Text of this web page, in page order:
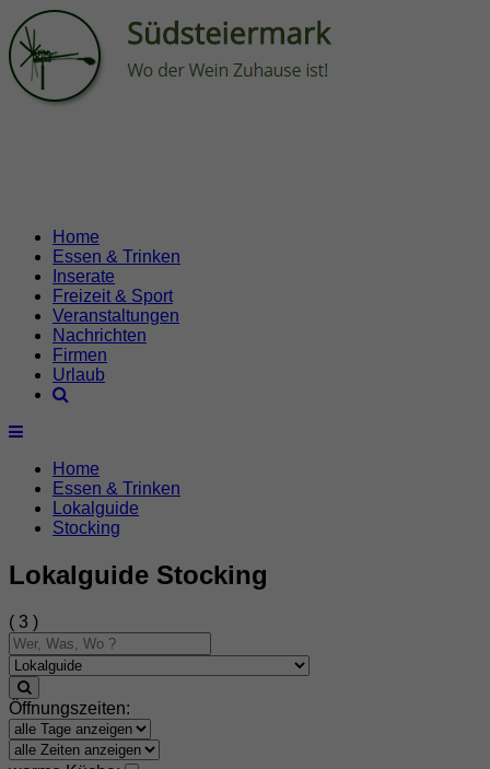
Home
Essen & Trinken
Inserate
Freizeit & Sport
Veranstaltungen
Nachrichten
Firmen
Urlaub
Home
Essen & Trinken
Lokalguide
Stocking
Lokalguide Stocking
( 3 )
Öffnungszeiten: